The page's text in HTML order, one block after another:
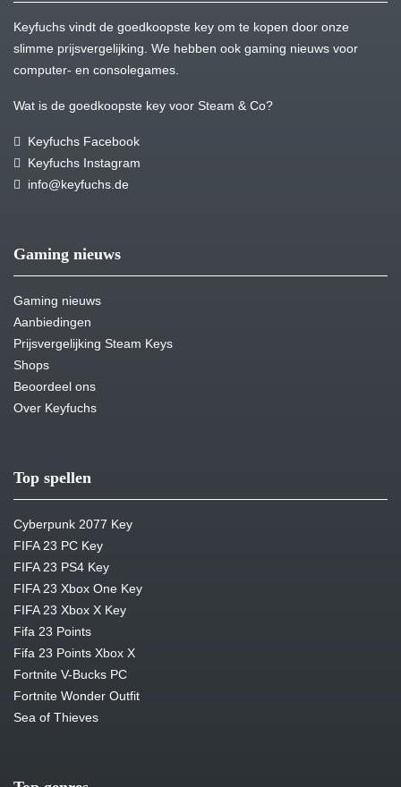
Keyfuchs vindt de goedkoopste key om te kopen door onze
slimme prijsvergelijking. We hebben ook gaming nieuws voor
computer- en consolegames.
Wat is de goedkoopste key voor Steam & Co?
Keyfuchs Facebook
Keyfuchs Instagram
info@keyfuchs.de
Gaming nieuws
Gaming nieuws
Aanbiedingen
Prijsvergelijking Steam Keys
Shops
Beoordeel ons
Over Keyfuchs
Top spellen
Cyberpunk 2077 Key
FIFA 23 PC Key
FIFA 23 PS4 Key
FIFA 23 Xbox One Key
FIFA 23 Xbox X Key
Fifa 23 Points
Fifa 23 Points Xbox X
Fortnite V-Bucks PC
Fortnite Wonder Outfit
Sea of Thieves